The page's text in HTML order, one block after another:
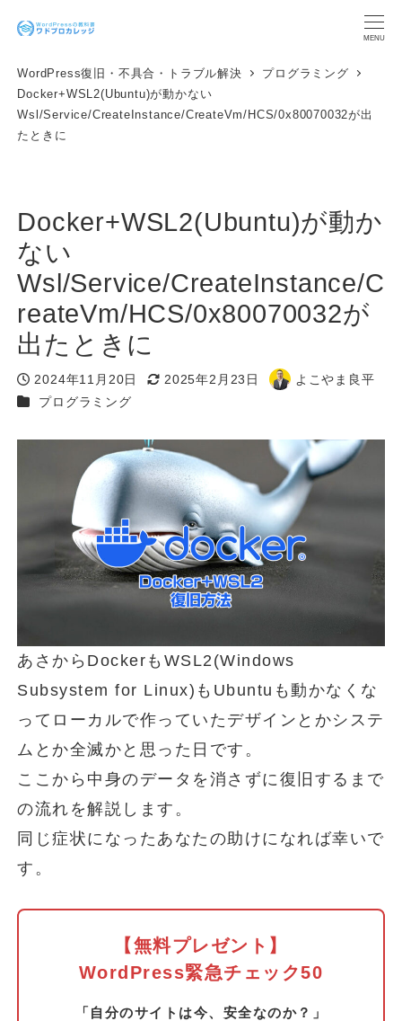
MENU
WordPress復旧・不具合・トラブル解決
プログラミング
Docker+WSL2(Ubuntu)が動かない
Wsl/Service/CreateInstance/CreateVm/HCS/0x80070032が出
たときに
Docker+WSL2(Ubuntu)が動か
ない
Wsl/Service/CreateInstance/C
reateVm/HCS/0x80070032が
出たときに
投稿日
2024年11月20日
更新日
2025年2月23日
著
よこやま良平
カテゴリー
プログラミング
あさからDockerもWSL2(Windows
Subsystem for Linux)もUbuntuも動かなくな
ってローカルで作っていたデザインとかシステ
ムとか全滅かと思った日です。
ここから中身のデータを消さずに復旧するまで
の流れを解説します。
同じ症状になったあなたの助けになれば幸いで
す。
【無料プレゼント】
WordPress緊急チェック50
「自分のサイトは今、安全なのか？」